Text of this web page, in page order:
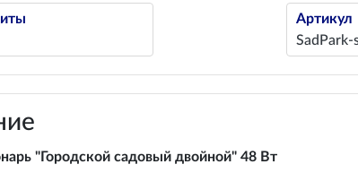
Артикул
"Городской садовый двойной" 48 Вт